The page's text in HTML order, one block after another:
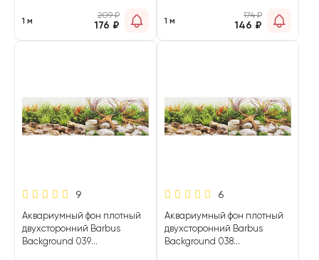
1 м
209₽
176 ₽ 1 м
174₽
146 ₽
9
Аквариумный фон плотный
двухсторонний Barbus
Background 039
6
Аквариумный фон плотный
двухсторонний Barbus
Background 038